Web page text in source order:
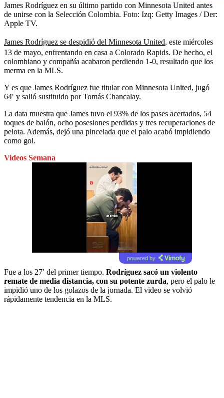
James Rodríguez en su último partido con Minnesota United antes
de unirse con la Selección Colombia. Foto: Izq: Getty Images / Der:
Apple TV.
James Rodríguez se despidió del Minnesota United, este miércoles
13 de mayo, enfrentando en casa a Colorado Rapids. De hecho, el
colombiano y compañía acabaron perdiendo 1-0, resultado que los
merma en la MLS.
Y es que James Rodríguez fue titular con Minnesota United, jugó
64′ y salió sustituido por Tomás Chancalay.
La data muestra que James tuvo el 93% de los pases acertados, 54
toques de balón, ocho posesiones perdidas y tres recuperaciones de
pelota. Además, dejó una pincelada que el palo acabó impidiendo
como gol.
Videos Semana
powered by
Fue a los 27′ del primer tiempo. Rodríguez sacó un violento
remate de media distancia, con su potente zurda, pero el palo le
impidió uno de los golazos de la jornada. El video se volvió
rápidamente tendencia en la MLS.